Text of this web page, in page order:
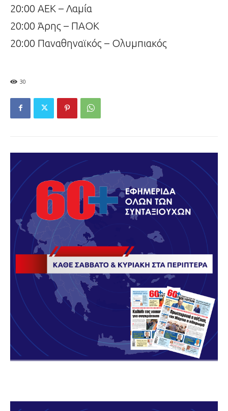
20:00 ΑΕΚ – Λαμία
20:00 Άρης – ΠΑΟΚ
20:00 Παναθηναϊκός – Ολυμπιακός
30